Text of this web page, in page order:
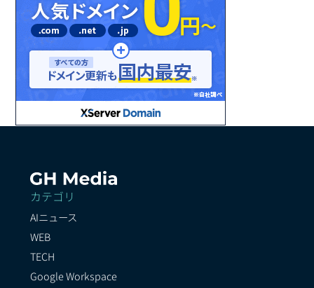
カテゴリ
AIニュース
WEB
TECH
Google Workspace